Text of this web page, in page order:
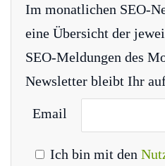
Im monatlichen SEO-
eine Übersicht der
SEO-Meldungen des
Newsletter bleibt Ihr
Email
Ich bin mit den